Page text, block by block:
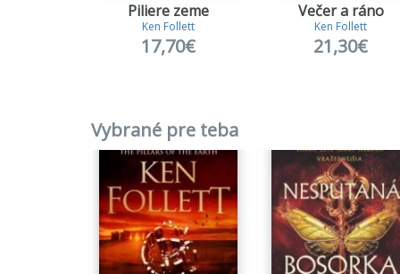
Piliere zeme
Ken Follett
17,70€
Večer a ráno
Ken Follett
21,30€
Vybrané pre teba